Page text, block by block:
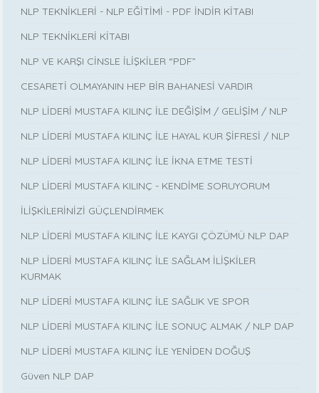
NLP TEKNİKLERİ - NLP EĞİTİMİ - PDF İNDİR KİTABI
NLP TEKNİKLERİ KİTABI
NLP VE KARŞI CİNSLE İLİŞKİLER “PDF”
CESARETİ OLMAYANIN HEP BİR BAHANESİ VARDIR
NLP LİDERİ MUSTAFA KILINÇ İLE DEĞİŞİM / GELİŞİM / NLP
NLP LİDERİ MUSTAFA KILINÇ İLE HAYAL KUR ŞİFRESİ / NLP
NLP LİDERİ MUSTAFA KILINÇ İLE İKNA ETME TESTİ
NLP LİDERİ MUSTAFA KILINÇ - KENDİME SORUYORUM
İLİŞKİLERİNİZİ GÜÇLENDİRMEK
NLP LİDERİ MUSTAFA KILINÇ İLE KAYGI ÇÖZÜMÜ NLP DAP
NLP LİDERİ MUSTAFA KILINÇ İLE SAĞLAM İLİŞKİLER
KURMAK
NLP LİDERİ MUSTAFA KILINÇ İLE SAĞLIK VE SPOR
NLP LİDERİ MUSTAFA KILINÇ İLE SONUÇ ALMAK / NLP DAP
NLP LİDERİ MUSTAFA KILINÇ İLE YENİDEN DOĞUŞ
Güven NLP DAP